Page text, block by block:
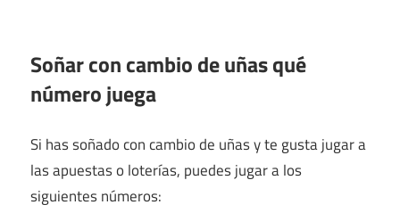
Soñar con cambio de uñas qué
número juega
Si has soñado con cambio de uñas y te gusta jugar a
las apuestas o loterías, puedes jugar a los
siguientes números: